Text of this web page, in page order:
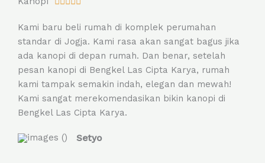
e
d
5
o
u
t
f
Kami baru beli rumah di komplek perumahan
standar di Jogja. Kami rasa akan sangat bagus jika
ada kanopi di depan rumah. Dan benar, setelah
pesan kanopi di Bengkel Las Cipta Karya, rumah
kami tampak semakin indah, elegan dan mewah!
Kami sangat merekomendasikan bikin kanopi di
Bengkel Las Cipta Karya.
Setyo